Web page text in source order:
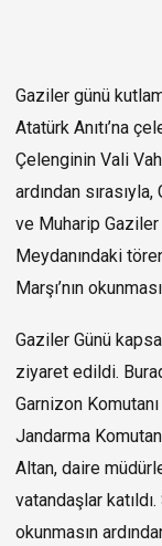
Gaziler günü
Atatürk Anıtı’na
Çelenginin Vali
ardından
ve Muharip
Meydanındaki
Marşı’nın
Gaziler Günü
ziyaret edildi.
Garnizon Komutanı
Jandarma
Altan, daire
vatandaşlar
okunmasın